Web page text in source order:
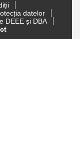
datelor
DEEE și DBA